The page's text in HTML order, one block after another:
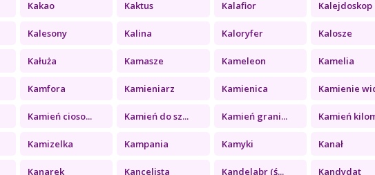
Kakao Kaktus Kalafior Kalejdoskop
Kalesony Kalina Kaloryfer Kalosze
Kałuża Kamasze Kameleon Kamelia
Kamfora Kamieniarz Kamienica Kamienie
Kamień cioso... Kamień do sz... Kamień grani... Kamień
Kamizelka Kampania Kamyki Kanał
Kanarek Kancelista Kandelabr (ś... Kandydat